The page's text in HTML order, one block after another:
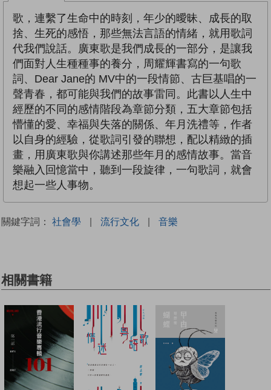
歌，連繫了生命中的時刻，年少的曖昧、成長的取
捨、生死的感悟，那些無法言語的情緒，就用歌詞
代我們說話。廣東歌是我們成長的一部分，是讓我
們面對人生種種事的養分，周耀輝書寫的一句歌
詞、Dear Jane的 MV中的一段情節、古巨基唱的一
聲青春，都可能與我們的故事雷同。此書以人生中
經歷的不同的感情階段為章節分類，五大章節包括
懵懂的愛、幸福與失落的關係、年月洗禮等，作者
以自身的經驗，從歌詞引發的聯想，配以精緻的插
畫，用廣東歌與你講述那些年月的感情故事。當音
樂融入回憶當中，聽到一段旋律，一句歌詞，就會
想起一些人事物。
關鍵字詞： 社會學 | 流行文化 | 音樂
相關書籍